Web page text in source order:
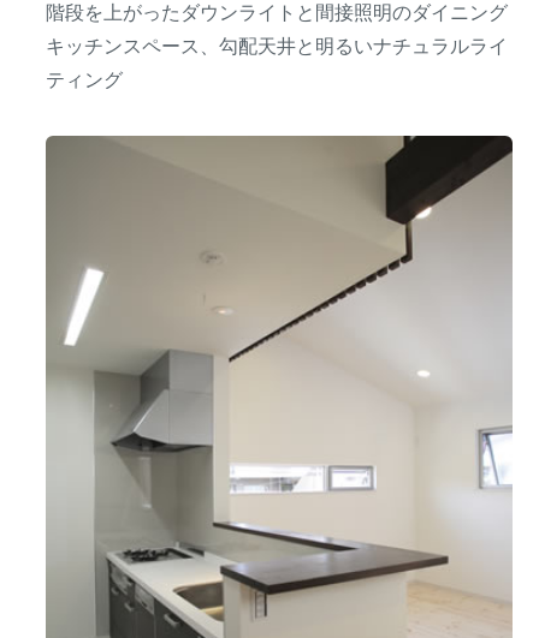
階段を上がったダウンライトと間接照明のダイニング
キッチンスペース、勾配天井と明るいナチュラルライ
ティング